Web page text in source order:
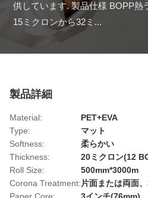
供しています. 製品仕様 BOPP熱
15ミクロンから32ミ...
製品詳細
Material:
PET+EVA
Type:
マット
Softness:
柔らかい
Thickness:
20ミクロン(12
Roll Size:
500mm*3000m
Corona Treatment:片面または両面